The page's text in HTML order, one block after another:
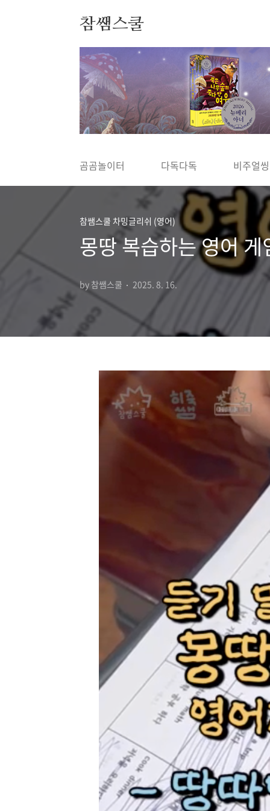
참쌤스쿨
◀
곰곰놀이터 다독다독 비주얼
참쌤스쿨 차밍글리쉬 (영어)
몽땅 복습하는 영어
by 참쌤스쿨 2025. 8. 16.